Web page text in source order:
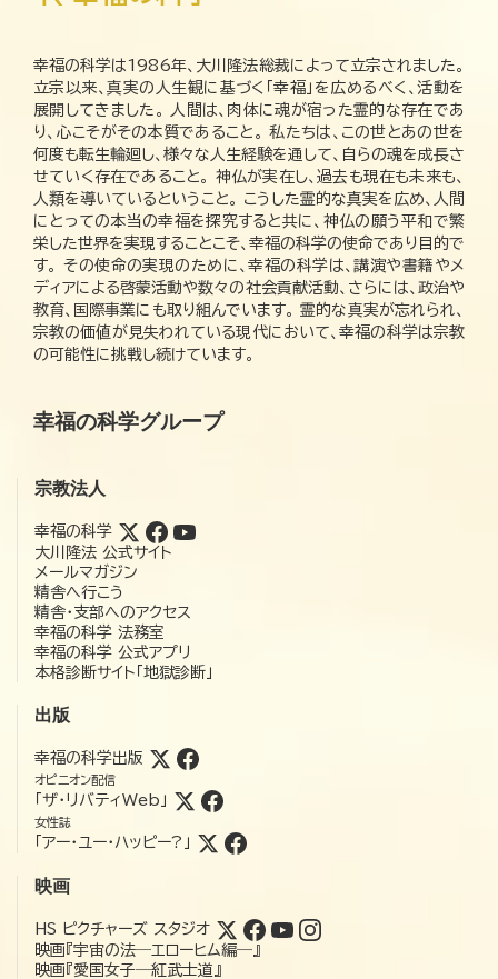
幸福の科学は1986年、大川隆法総裁によって立宗されました。
立宗以来、真実の人生観に基づく「幸福」を広めるべく、活動を
展開してきました。 人間は、肉体に魂が宿った霊的な存在であ
り、心こそがその本質であること。 私たちは、この世とあの世を
何度も転生輪廻し、様々な人生経験を通して、自らの魂を成長さ
せていく存在であること。 神仏が実在し、過去も現在も未来も、
人類を導いているということ。 こうした霊的な真実を広め、人間
にとっての本当の幸福を探究すると共に、神仏の願う平和で繁
栄した世界を実現することこそ、幸福の科学の使命であり目的で
す。 その使命の実現のために、幸福の科学は、講演や書籍やメ
ディアによる啓蒙活動や数々の社会貢献活動、さらには、政治や
教育、国際事業にも取り組んでいます。 霊的な真実が忘れられ、
宗教の価値が見失われている現代において、幸福の科学は宗教
の可能性に挑戦し続けています。
幸福の科学グループ
宗教法人
幸福の科学
大川隆法 公式サイト
メールマガジン
精舎へ行こう
精舎・支部へのアクセス
幸福の科学 法務室
幸福の科学 公式アプリ
本格診断サイト「地獄診断」
出版
幸福の科学出版
オピニオン配信
「ザ・リバティWeb」
女性誌
「アー・ユー・ハッピー?」
映画
HS ピクチャーズ スタジオ
映画『宇宙の法―エローヒム編―』
映画『愛国女子―紅武士道』